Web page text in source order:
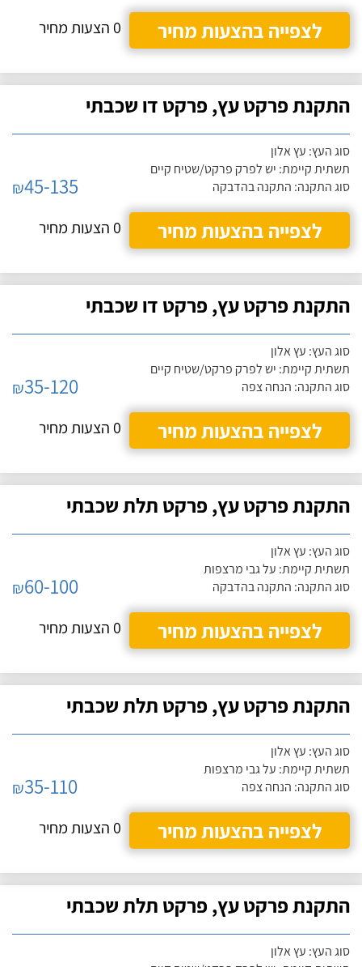
לצפייה בהצעות מחיר
0 הצעות מחיר
התקנת פרקט עץ, פרקט דו שכבתי
סוג העץ: עץ אלון
תשתית קיימת: יש לפרק פרקט/שטיח קיים
סוג התקנה: התקנה בהדבקה
₪45-135
לצפייה בהצעות מחיר
0 הצעות מחיר
התקנת פרקט עץ, פרקט דו שכבתי
סוג העץ: עץ אלון
תשתית קיימת: יש לפרק פרקט/שטיח קיים
סוג התקנה: הנחה צפה
₪35-120
לצפייה בהצעות מחיר
0 הצעות מחיר
התקנת פרקט עץ, פרקט תלת שכבתי
סוג העץ: עץ אלון
תשתית קיימת: על גבי מרצפות
סוג התקנה: התקנה בהדבקה
₪60-100
לצפייה בהצעות מחיר
0 הצעות מחיר
התקנת פרקט עץ, פרקט תלת שכבתי
סוג העץ: עץ אלון
תשתית קיימת: על גבי מרצפות
סוג התקנה: הנחה צפה
₪35-110
לצפייה בהצעות מחיר
0 הצעות מחיר
התקנת פרקט עץ, פרקט תלת שכבתי
סוג העץ: עץ אלון